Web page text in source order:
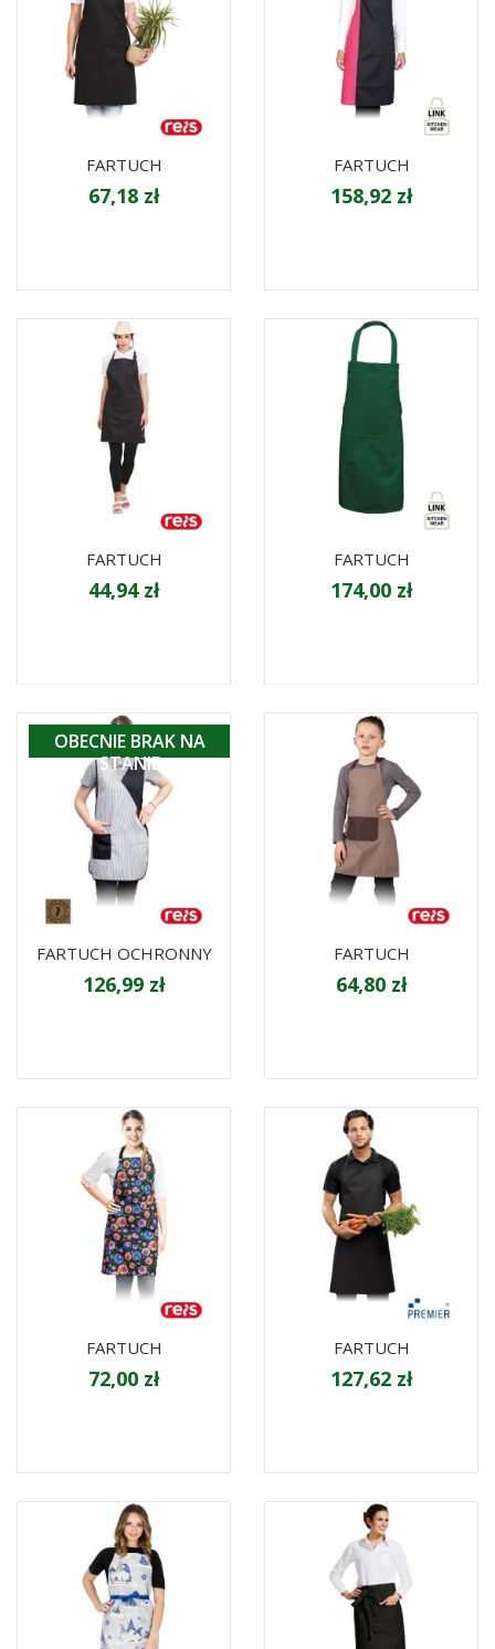
FARTUCH
67,18 zł
FARTUCH
158,92 zł
FARTUCH
44,94 zł
FARTUCH
174,00 zł
FARTUCH OCHRONNY
126,99 zł
OBECNIE BRAK NA
STANIE
FARTUCH
64,80 zł
FARTUCH
72,00 zł
FARTUCH
127,62 zł